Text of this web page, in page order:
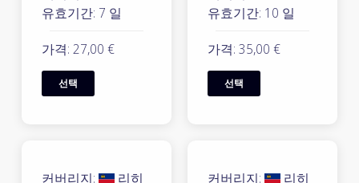
유효기간: 7 일
가격: 27,00 €
선택
유효기간: 10 일
가격: 35,00 €
선택
커버리지: 리히 커버리지: 리히